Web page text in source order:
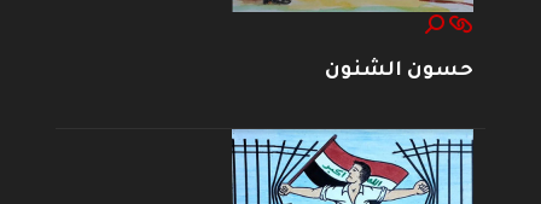
حسون الشنون